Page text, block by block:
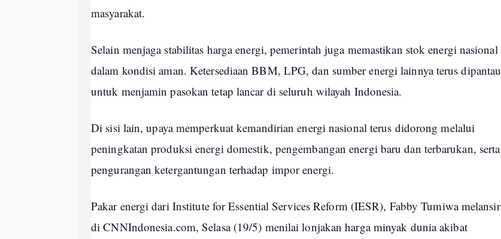
masyarakat.
Selain menjaga stabilitas harga energi, pemerintah juga memastikan stok energi nasional
dalam kondisi aman. Ketersediaan BBM, LPG, dan sumber energi lainnya terus dipantau
untuk menjamin pasokan tetap lancar di seluruh wilayah Indonesia.
Di sisi lain, upaya memperkuat kemandirian energi nasional terus didorong melalui
peningkatan produksi energi domestik, pengembangan energi baru dan terbarukan, serta
pengurangan ketergantungan terhadap impor energi.
Pakar energi dari Institute for Essential Services Reform (IESR), Fabby Tumiwa melansir
di CNNIndonesia.com, Selasa (19/5) menilai lonjakan harga minyak dunia akibat